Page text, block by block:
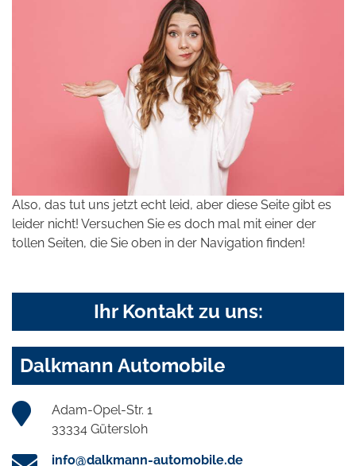
Also, das tut uns jetzt echt leid, aber diese Seite gibt es
leider nicht! Versuchen Sie es doch mal mit einer der
tollen Seiten, die Sie oben in der Navigation finden!
Ihr Kontakt zu uns:
Dalkmann Automobile
Adam-Opel-Str. 1
33334 Gütersloh
info@dalkmann-automobile.de